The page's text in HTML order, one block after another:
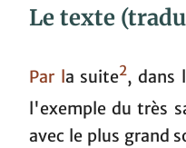
Le texte
Par la suite2, dans
l'exemple du très
avec le plus grand